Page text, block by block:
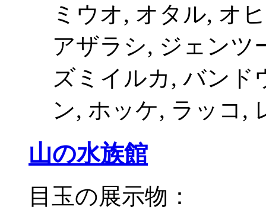
ミウオ, オタル, オ
アザラシ, ジェンツ
ズミイルカ, バン
ン, ホッケ, ラッコ,
山の水族館
目玉の展示物：